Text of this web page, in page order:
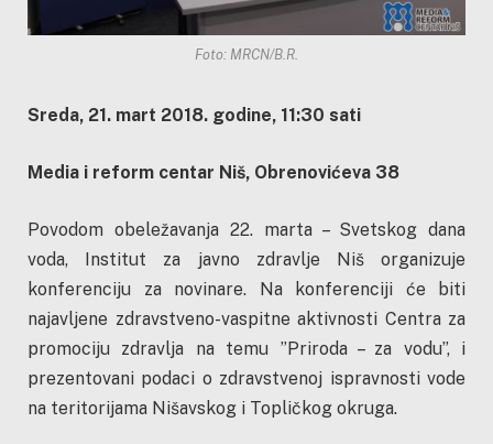
Foto: MRCN/B.R.
Sreda, 21. mart 2018. godine, 11:30 sati
Media i reform centar Niš, Obrenovićeva 38
Povodom obeležavanja 22. marta – Svetskog dana
voda, Institut za javno zdravlje Niš organizuje
konferenciju za novinare. Na konferenciji će biti
najavljene zdravstveno-vaspitne aktivnosti Centra za
promociju zdravlja na temu ”Priroda – za vodu”, i
prezentovani podaci o zdravstvenoj ispravnosti vode
na teritorijama Nišavskog i Topličkog okruga.